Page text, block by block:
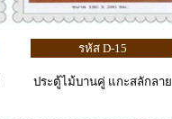
รหัส D-15
ประตู้ไม้บานคู่ แกะสลักลาย